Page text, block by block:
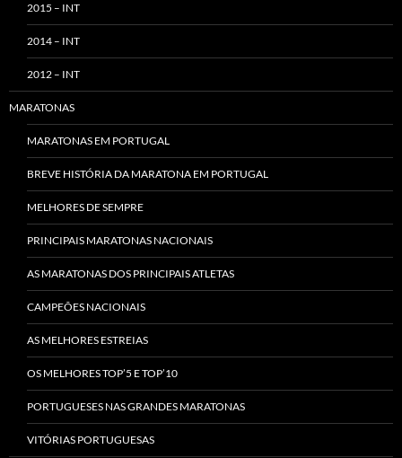
2015 – INT
2014 – INT
2012 – INT
MARATONAS
MARATONAS EM PORTUGAL
BREVE HISTÓRIA DA MARATONA EM PORTUGAL
MELHORES DE SEMPRE
PRINCIPAIS MARATONAS NACIONAIS
AS MARATONAS DOS PRINCIPAIS ATLETAS
CAMPEÕES NACIONAIS
AS MELHORES ESTREIAS
OS MELHORES TOP’5 E TOP’10
PORTUGUESES NAS GRANDES MARATONAS
VITÓRIAS PORTUGUESAS